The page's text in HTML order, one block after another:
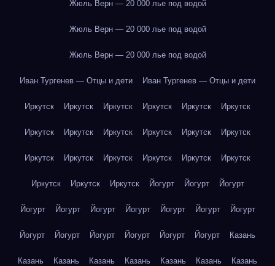
Жюль Верн — 20 000 лье под водой
Жюль Верн — 20 000 лье под водой
Жюль Верн — 20 000 лье под водой
Иван Тургенев — Отцы и дети Иван Тургенев — Отцы и дети
Иркутск Иркутск Иркутск Иркутск Иркутск Иркутск
Иркутск Иркутск Иркутск Иркутск Иркутск Иркутск
Иркутск Иркутск Иркутск Иркутск Иркутск Иркутск
Иркутск Иркутск Иркутск Йогурт Йогурт Йогурт
Йогурт Йогурт Йогурт Йогурт Йогурт Йогурт Йогурт
Йогурт Йогурт Йогурт Йогурт Йогурт Йогурт Казань
Казань Казань Казань Казань Казань Казань Казань